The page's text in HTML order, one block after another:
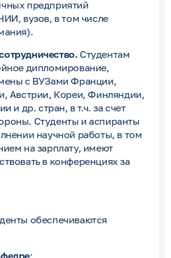
предприятий
вузов, в том числе
Студентам
дипломирование,
с ВУЗами Франции,
Австрии, Кореи, Финляндии,
и др. стран, в т.ч. за счет
Студенты и аспиранты
научной работы, в том
на зарплату, имеют
в конференциях за
обеспечиваются
: